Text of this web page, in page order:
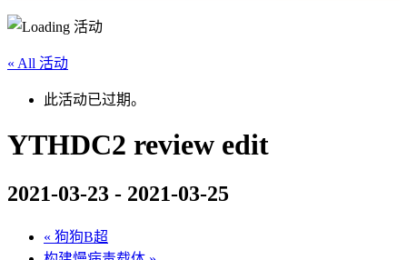
« All 活动
此活动已过期。
YTHDC2 review edit
2021-03-23 - 2021-03-25
« 狗狗B超